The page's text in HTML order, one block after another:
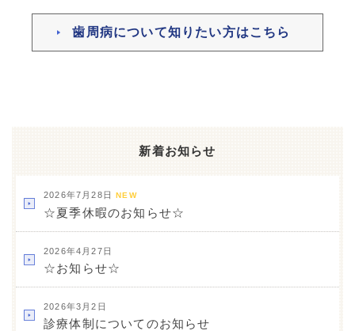
歯周病について知りたい方はこちら
新着お知らせ
2026年7月28日NEW
☆夏季休暇のお知らせ☆
2026年4月27日
☆お知らせ☆
2026年3月2日
診療体制についてのお知らせ